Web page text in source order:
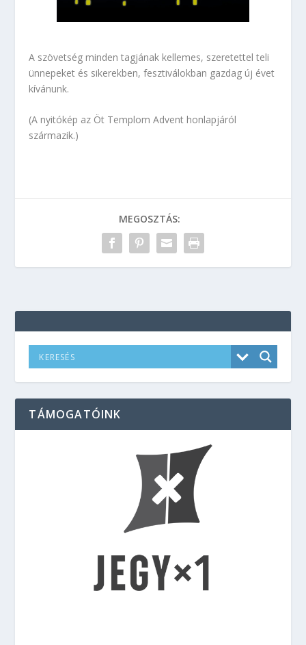
A szövetség minden tagjának kellemes, szeretettel teli
ünnepeket és sikerekben, fesztiválokban gazdag új évet
kívánunk.
(A nyitókép az Öt Templom Advent honlapjáról
származik.)
MEGOSZTÁS:
TÁMOGATÓINK